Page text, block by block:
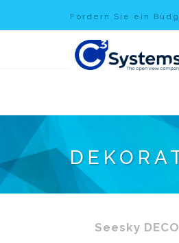
Fordern Sie ein
Seesky DECO